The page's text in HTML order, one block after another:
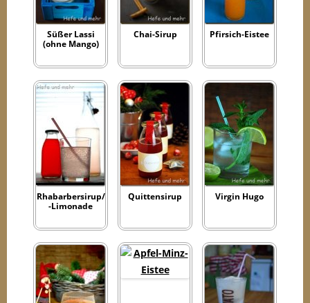
Süßer Lassi
(ohne Mango)
Chai-Sirup Pfirsich-Eistee
Rhabarbersirup/
-Limonade
Quittensirup Virgin Hugo